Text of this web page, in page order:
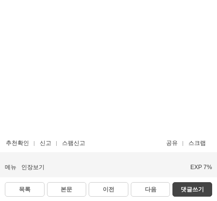
추천확인 신고 스팸신고 공유 스크랩
메뉴 인장보기 EXP 7%
목록 본문 이전 다음 댓글쓰기